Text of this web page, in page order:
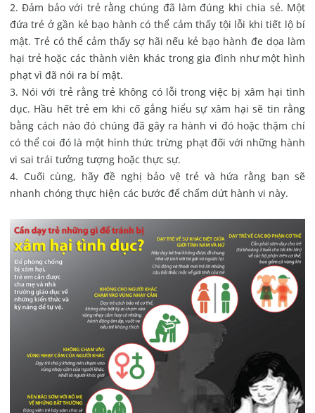
Đảm bảo với trẻ rằng chúng đã làm đúng khi chia sẻ. Một
đứa trẻ ở gần kẻ bạo hành có thể cảm thấy tội lỗi khi tiết lộ bí
mật. Trẻ có thể cảm thấy sợ hãi nếu kẻ bạo hành đe dọa làm
hại trẻ hoặc các thành viên khác trong gia đình như một hình
phạt vì đã nói ra bí mật.
Nói với trẻ rằng trẻ không có lỗi trong việc bị xâm hại tình
dục. Hầu hết trẻ em khi cố gắng hiểu sự xâm hại sẽ tin rằng
bằng cách nào đó chúng đã gây ra hành vi đó hoặc thậm chí
có thể coi đó là một hình thức trừng phạt đối với những hành
vi sai trái tưởng tượng hoặc thực sự.
Cuối cùng, hãy đề nghị bảo vệ trẻ và hứa rằng bạn sẽ
nhanh chóng thực hiện các bước để chấm dứt hành vi này.